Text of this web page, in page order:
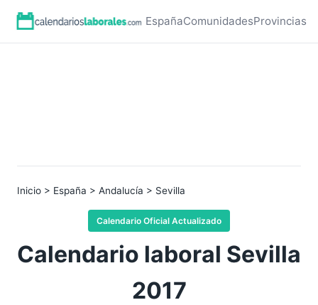
EspañaComunidadesProvincias
Inicio > España > Andalucía > Sevilla
Calendario Oficial Actualizado
Calendario laboral Sevilla
2017